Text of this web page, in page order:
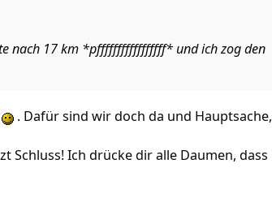
nach 17 km *pfffffffffffffffff* und ich zog den
. Dafür sind wir doch da und Hauptsache,
Schluss! Ich drücke dir alle Daumen, dass